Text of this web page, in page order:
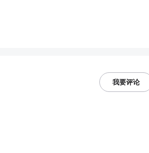
我要评论